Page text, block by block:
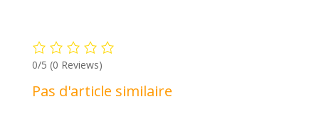
0/5 (0 Reviews)
Pas d'article similaire